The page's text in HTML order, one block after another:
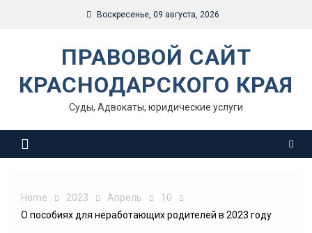
Воскресенье, 09 августа, 2026
ПРАВОВОЙ САЙТ
КРАСНОДАРСКОГО КРАЯ
Суды, Адвокаты, юридические услуги
Home 2023 Апрель
10
О пособиях для неработающих родителей в 2023 году